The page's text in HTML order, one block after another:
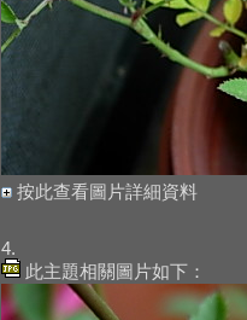
按此查看圖片詳細資料
4.
此主題相關圖片如下：